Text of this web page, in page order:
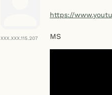
XXX.XXX.115.207
https://
MS